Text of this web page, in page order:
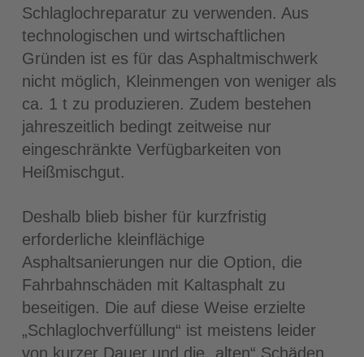
Schlaglochreparatur zu verwenden. Aus
technologischen und wirtschaftlichen
Gründen ist es für das Asphaltmischwerk
nicht möglich, Kleinmengen von weniger als
ca. 1 t zu produzieren. Zudem bestehen
jahreszeitlich bedingt zeitweise nur
eingeschränkte Verfügbarkeiten von
Heißmischgut.
Deshalb blieb bisher für kurzfristig
erforderliche kleinflächige
Asphaltsanierungen nur die Option, die
Fahrbahnschäden mit Kaltasphalt zu
beseitigen. Die auf diese Weise erzielte
„Schlaglochverfüllung“ ist meistens leider
von kurzer Dauer und die „alten“ Schäden